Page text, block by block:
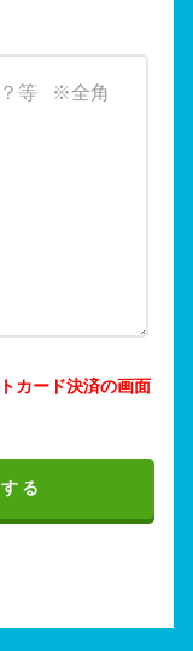
カード決済の画面
る